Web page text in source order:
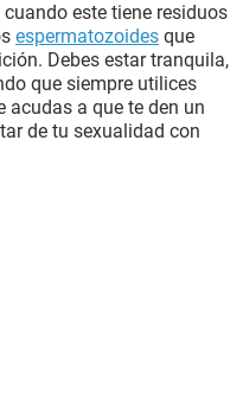
este tiene residuos
espermatozoides que
Debes estar tranquila,
que siempre utilices
acudas a que te den un
de tu sexualidad con